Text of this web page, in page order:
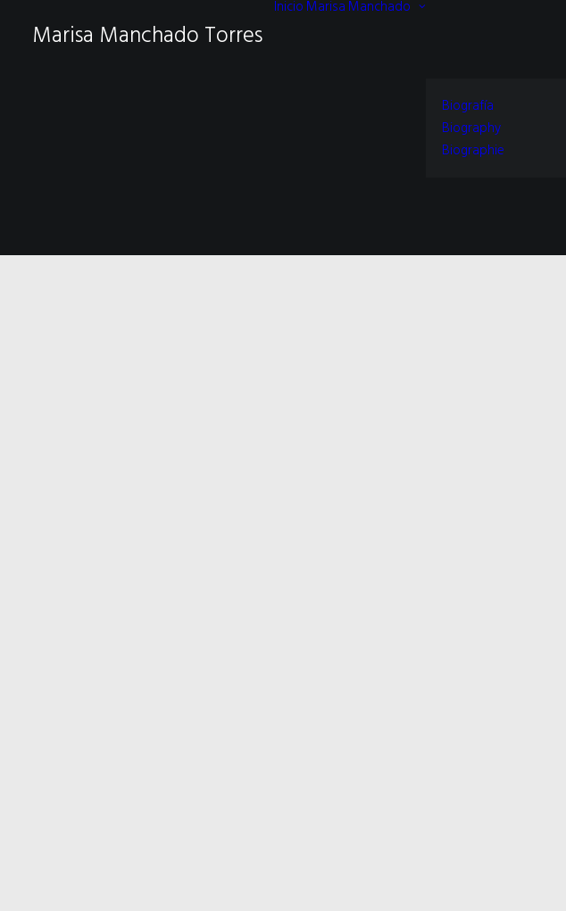
Marisa Manchado Torres
Inicio Marisa Manchado
Biografía
Biography
Biographie